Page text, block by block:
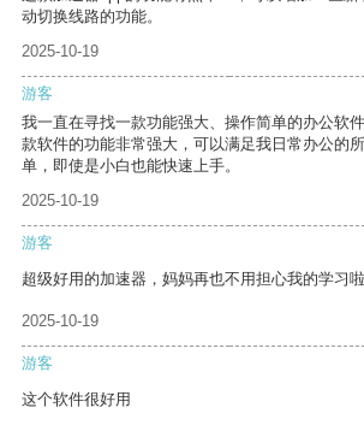
动切换线路的功能。
2025-10-19
游客
我一直在寻找一款功能强大、操作简单的办公软
款软件的功能非常强大，可以满足我日常办公的
单，即使是小白也能快速上手。
2025-10-19
游客
超级好用的加速器，妈妈再也不用担心我的学习啦
2025-10-19
游客
这个软件很好用